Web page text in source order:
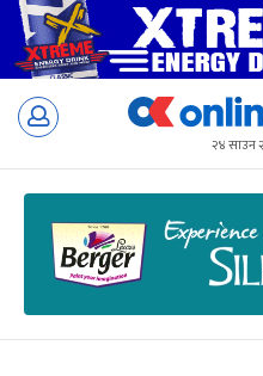
Skip
२४ साउन